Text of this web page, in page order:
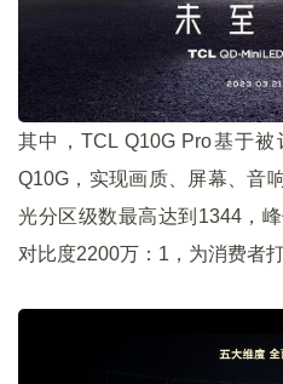
其中，TCL Q10G Pro基于被
Q10G，实现画质、屏幕、音
光分区级数最高达到1344，
对比度2200万：1，为消费者